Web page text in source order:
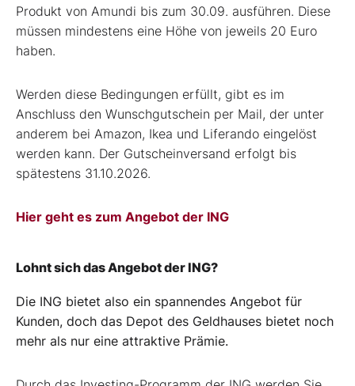
Produkt von Amundi bis zum 30.09. ausführen. Diese
müssen mindestens eine Höhe von jeweils 20 Euro
haben.
Werden diese Bedingungen erfüllt, gibt es im
Anschluss den Wunschgutschein per Mail, der unter
anderem bei Amazon, Ikea und Liferando eingelöst
werden kann. Der Gutscheinversand erfolgt bis
spätestens 31.10.2026.
Hier geht es zum Angebot der ING
Lohnt sich das Angebot der ING?
Die ING bietet also ein spannendes Angebot für
Kunden, doch das Depot des Geldhauses bietet noch
mehr als nur eine attraktive Prämie.